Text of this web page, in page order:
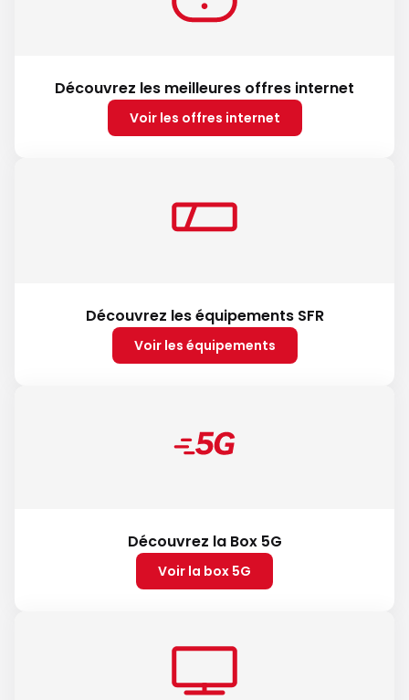
Découvrez les meilleures offres internet
Voir les offres internet
Découvrez les équipements SFR
Voir les équipements
Découvrez la Box 5G
Voir la box 5G